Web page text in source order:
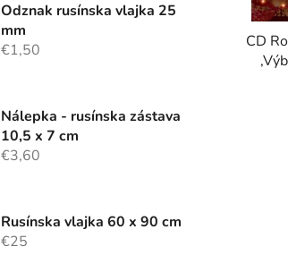
Odznak rusínska vlajka 25
mm
€1,50
Nálepka - rusínska zástava
10,5 x 7 cm
€3,60
Rusínska vlajka 60 x 90 cm
€25
CD